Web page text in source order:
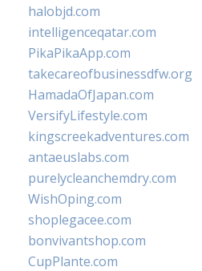
halobjd.com
intelligenceqatar.com
PikaPikaApp.com
takecareofbusinessdfw.org
HamadaOfJapan.com
VersifyLifestyle.com
kingscreekadventures.com
antaeuslabs.com
purelycleanchemdry.com
WishOping.com
shoplegacee.com
bonvivantshop.com
CupPlante.com